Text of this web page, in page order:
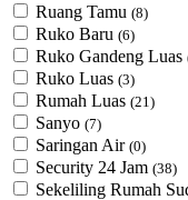
Ruang Tamu (8)
Ruko Baru (6)
Ruko Gandeng Luas
Ruko Luas (3)
Rumah Luas (21)
Sanyo (7)
Saringan Air (0)
Security 24 Jam (38)
Sekeliling Rumah